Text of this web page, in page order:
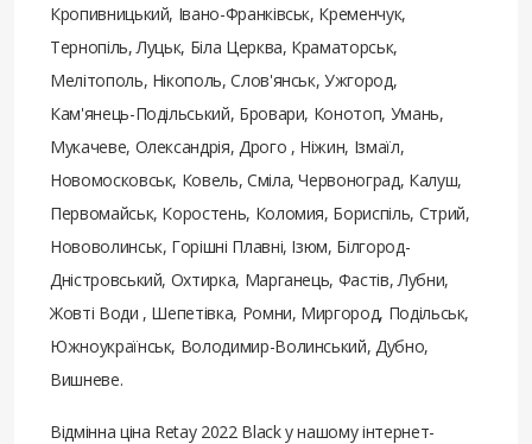
Кропивницький, Івано-Франківськ, Кременчук,
Тернопіль, Луцьк, Біла Церква, Краматорськ,
Мелітополь, Нікополь, Слов'янськ, Ужгород,
Кам'янець-Подільський, Бровари, Конотоп, Умань,
Мукачеве, Олександрія, Дрого , Ніжин, Ізмаїл,
Новомосковськ, Ковель, Сміла, Червоноград, Калуш,
Первомайськ, Коростень, Коломия, Бориспіль, Стрий,
Нововолинськ, Горішні Плавні, Ізюм, Білгород-
Дністровський, Охтирка, Марганець, Фастів, Лубни,
Жовті Води , Шепетівка, Ромни, Миргород, Подільськ,
Южноукраїнськ, Володимир-Волинський, Дубно,
Вишневе.
Відмінна ціна Retay 2022 Black у нашому інтернет-